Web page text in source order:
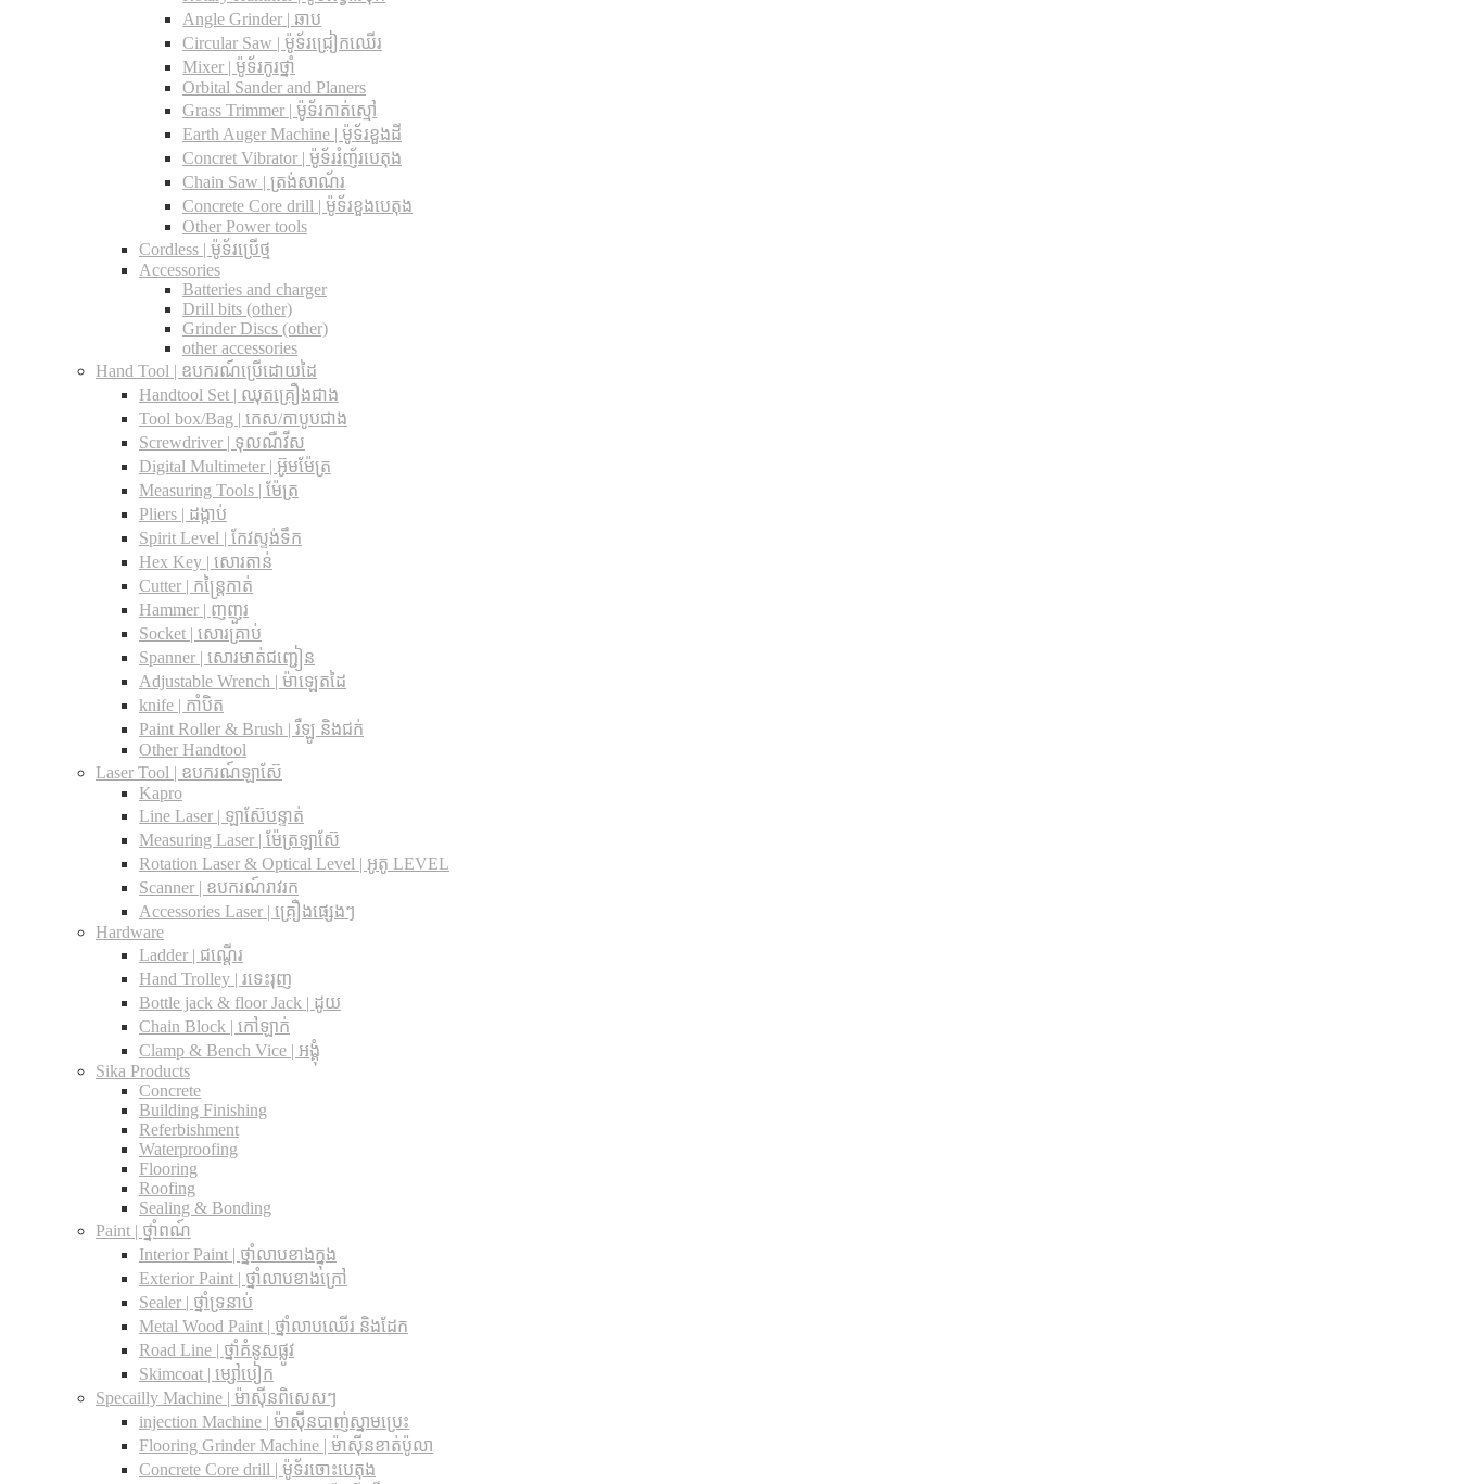
Angle Grinder | ឆាប
Circular Saw​ | ម៉ូទ័រជ្រៀកឈើរ
Mixer | ម៉ូទ័រកូរថ្នាំ
Orbital Sander and Planers
Grass Trimmer | ម៉ូទ័រកាត់ស្មៅ
Earth Auger Machine | ម៉ូទ័រខួងដី
Concret Vibrator | ម៉ូទ័ររំញ័របេតុង
Chain Saw | ត្រង់សាណ័រ
Concrete Core drill | ម៉ូទ័រខួងបេតុង
Other Power tools
Cordless​ | ម៉ូទ័រប្រើថ្ម
Accessories
Batteries and charger
Drill bits (other)
Grinder Discs (other)
other accessories
Hand Tool | ឧបករណ៍ប្រើដោយដៃ
Handtool Set | ឈុតគ្រឿងជាង
Tool box/Bag | កេស/កាបូបជាង
Screwdriver | ទុលណឺវីស
Digital Multimeter | អ៊ូមម៉ែត្រ
Measuring Tools | ម៉ែត្រ
Pliers | ដង្កាប់
Spirit Level | កែវស្ទង់ទឹក
Hex Key | សោរតាន់
Cutter | កន្រ្តៃកាត់
Hammer | ញញួរ
Socket | សោរគ្រាប់
Spanner |​ សោរមាត់ជញ្ជៀន
Adjustable Wrench |​ ម៉ាឡេតដៃ
knife | កាំបិត
Paint Roller & Brush | រឺឡូ និងជក់
Other Handtool
Laser Tool | ឧបករណ៍ឡាស៊ែ
Kapro
Line Laser | ឡាស៊ែបន្ទាត់
Measuring Laser | ម៉ែត្រឡាស៊ែ
Rotation Laser & Optical Level | អូតូ LEVEL
Scanner | ឧបករណ៍រាវរក
Accessories Laser | គ្រឿងផ្សេងៗ
Hardware
Ladder | ជណ្តើរ
Hand Trolley | រទេះរុញ
Bottle jack & floor Jack​ | ដូយ
Chain Block | កៅឡាក់
Clamp & Bench Vice | អង្គុំ
Sika Products
Concrete
Building Finishing
Referbishment
Waterproofing
Flooring
Roofing
Sealing & Bonding
Paint | ថ្នាំពណ៍
Interior Paint | ថ្នាំលាបខាងក្នុង
Exterior Paint | ថ្នាំលាបខាងក្រៅ
Sealer | ថ្នាំទ្រនាប់
Metal Wood Paint | ថ្នាំលាបឈើរ និងដែក
Road Line | ថ្នាំគំនូសផ្លូវ
Skimcoat | ម្សៅបៀក
Specailly Machine | ម៉ាស៊ីនពិសេសៗ
injection Machine | ម៉ាស៊ីនបាញ់ស្នាមប្រេះ
Flooring Grinder Machine | ម៉ាស៊ីនខាត់ប៉ូលា
Concrete Core drill | ម៉ូទ័រចោះបេតុង